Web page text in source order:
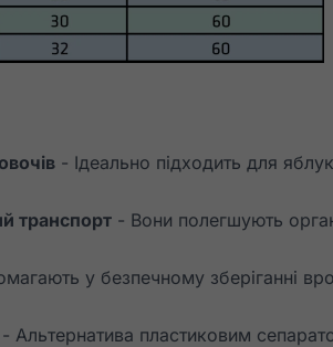
- Ідеально підходить для
транспорт- Вони полегшують
у безпечному зберіганні
- Альтернатива пластиковим